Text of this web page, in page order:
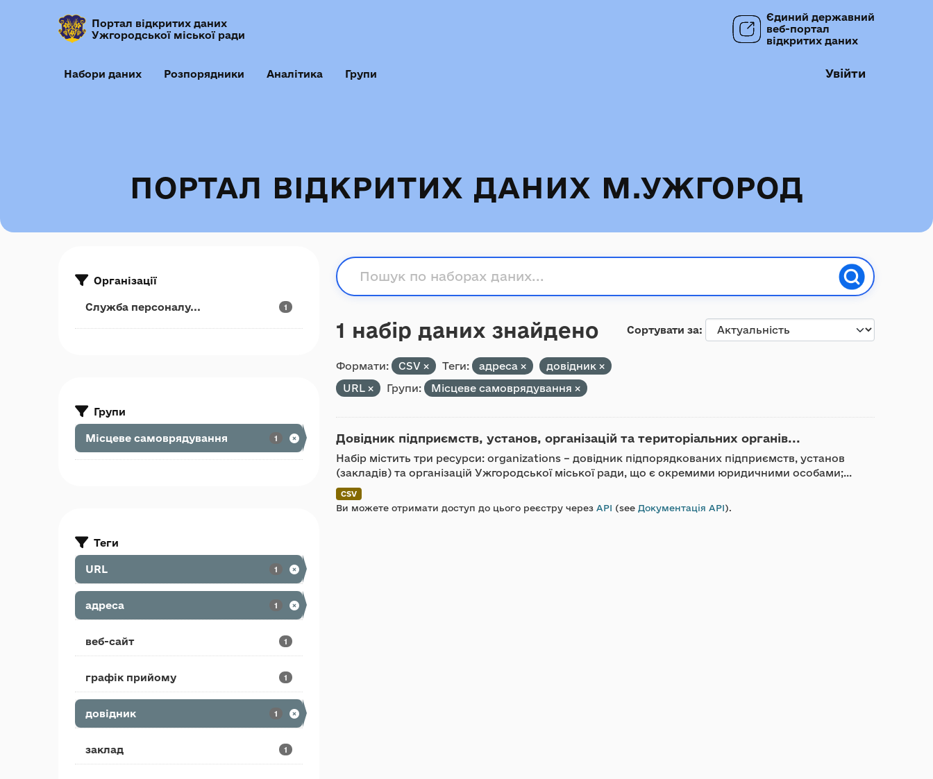
Портал відкритих даних
Ужгородської міської ради
Єдиний державний
веб-портал
відкритих даних
Набори даних Розпорядники Аналітика Групи Увійти
ПОРТАЛ ВІДКРИТИХ ДАНИХ М.УЖГОРОД
Організації
Служба персоналу... 1
Групи
Місцеве самоврядування 1
Теги
URL 1
адреса 1
веб-сайт 1
графік прийому 1
довідник 1
заклад 1
Сортувати за
1 набір даних знайдено
Формати: CSV Теги: адреса
довідник
URL
Групи: Місцеве самоврядування
Довідник підприємств, установ, організацій та територіальних органів...
Набір містить три ресурси: organizations – довідник підпорядкованих підприємств, установ
(закладів) та організацій Ужгородської міської ради, що є окремими юридичними особами;...
CSV
Ви можете отримати доступ до цього реєстру через API (see Документація API).